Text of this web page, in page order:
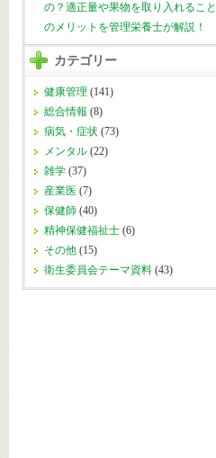
の？適正量や果物を取り入れること
のメリットを管理栄養士が解説！
カテゴリー
健康管理 (141)
総合情報 (8)
病気・症状 (73)
メンタル (22)
雑学 (37)
産業医 (7)
保健師 (40)
精神保健福祉士 (6)
その他 (15)
衛生委員会テーマ資料 (43)